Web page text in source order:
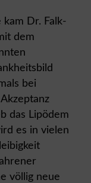
Dr. Falk-
dem
bei
das Lipödem
es in vielen
völlig neue